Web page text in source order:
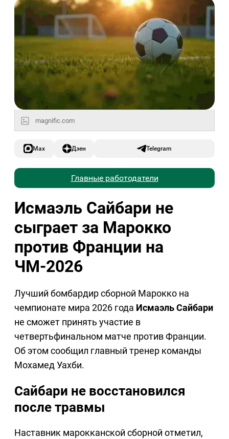
magnific.com
Max Дзен Telegram
Главные работодатели
Исмаэль Сайбари не
сыграет за Марокко
против Франции на
ЧМ-2026
Лучший бомбардир сборной Марокко на
чемпионате мира 2026 года Исмаэль Сайбари
не сможет принять участие в
четвертьфинальном матче против Франции.
Об этом сообщил главный тренер команды
Мохамед Уахби.
Сайбари не восстановился
после травмы
Наставник марокканской сборной отметил,